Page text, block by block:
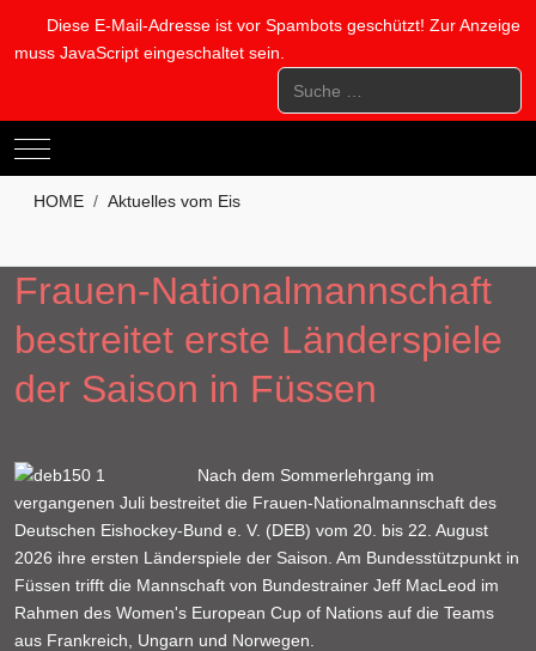
Diese E-Mail-Adresse ist vor Spambots geschützt! Zur Anzeige
muss JavaScript eingeschaltet sein.
Suchen
Mobile Menu Toggle
HOME Aktuelles vom Eis
Frauen-Nationalmannschaft
bestreitet erste Länderspiele
der Saison in Füssen
Nach dem Sommerlehrgang im
vergangenen Juli bestreitet die Frauen-Nationalmannschaft des
Deutschen Eishockey-Bund e. V. (DEB) vom 20. bis 22. August
2026 ihre ersten Länderspiele der Saison. Am Bundesstützpunkt in
Füssen trifft die Mannschaft von Bundestrainer Jeff MacLeod im
Rahmen des Women's European Cup of Nations auf die Teams
aus Frankreich, Ungarn und Norwegen.